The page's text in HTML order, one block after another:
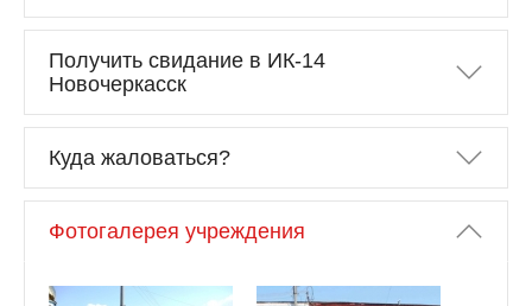
Получить свидание в ИК-14
Новочеркасск
Куда жаловаться?
Фотогалерея учреждения